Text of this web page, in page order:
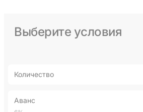
Выберите условия
Количество
Аванс